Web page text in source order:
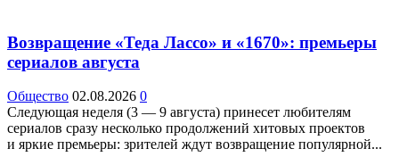
Возвращение «Теда Лассо» и «1670»: премьеры
сериалов августа
Общество 02.08.2026 0
Следующая неделя (3 — 9 августа) принесет любителям
сериалов сразу несколько продолжений хитовых проектов
и яркие премьеры: зрителей ждут возвращение популярной...